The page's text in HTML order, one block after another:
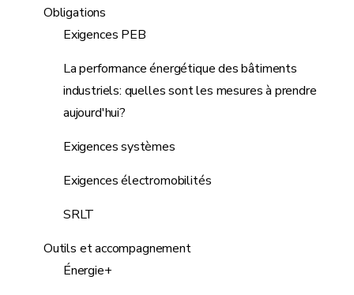
Obligations
Exigences PEB
La performance énergétique des bâtiments
industriels: quelles sont les mesures à prendre
aujourd'hui?
Exigences systèmes
Exigences électromobilités
SRLT
Outils et accompagnement
Énergie+